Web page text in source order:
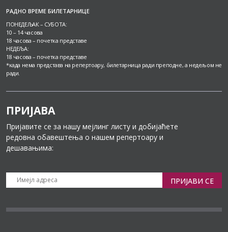
РАДНО ВРЕМЕ БИЛЕТАРНИЦЕ
ПОНЕДЕЉАК – СУБОТА:
10 – 14 часова
18 часова – почетка представе
НЕДЕЉА:
18 часова – почетка представе
*када нема представа на репертоару, билетарница ради преподне, а недељом не
ради.
ПРИЈАВА
Пријавите се за нашу мејлинг листу и добијаћете
редовна обавештења о нашем репертоару и
дешавањима:
ПРИЈАВИ СЕ